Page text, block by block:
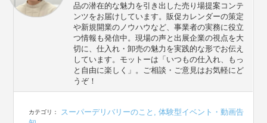
品の潜在的な魅力を引き出した売り場提案コンテ
ンツをお届けしています。販促カレンダーの策定
や新規開業のノウハウなど、事業者の実務に役立
つ情報も発信中。現場の声と出展企業の視点を大
切に、仕入れ・卸売の魅力を実践的な形でお伝え
しています。モットーは「いつもの仕入れ、もっ
と自由に楽しく」。ご相談・ご意見はお気軽にど
うぞ！
カテゴリ： スーパーデリバリーのこと ,体験型イベント・動画告